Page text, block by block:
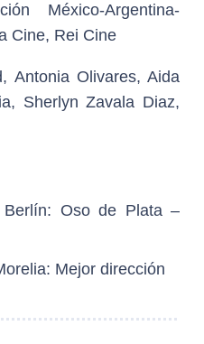
México-Argentina-
Cine, Rei Cine
Antonia Olivares, Aida
Sherlyn Zavala Diaz,
Oso de Plata –
Mejor dirección